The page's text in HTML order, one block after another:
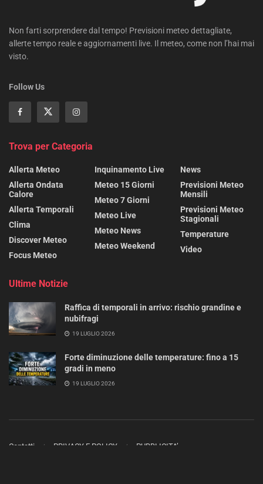
Non farti sorprendere dal tempo! Previsioni meteo dettagliate,
allerte tempo reale e aggiornamenti live. Il meteo, come non l’hai mai
visto.
Follow Us
Trova per Categoria
Allerta Meteo
Allerta Ondata
Calore
Allerta Temporali
Clima
Discover Meteo
Focus Meteo
Inquinamento Live
Meteo 15 Giorni
Meteo 7 Giorni
Meteo Live
Meteo News
Meteo Weekend
News
Previsioni Meteo
Mensili
Previsioni Meteo
Stagionali
Temperature
Video
Ultime Notizie
Raffica di temporali in arrivo: rischio grandine e
nubifragi
19 LUGLIO 2026
Forte diminuzione delle temperature: fino a 15
gradi in meno
19 LUGLIO 2026
Contatti PRIVACY E POLICY PUBBLICITA’